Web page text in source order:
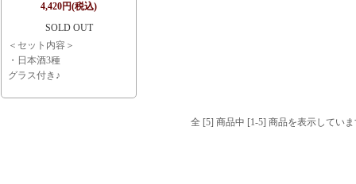
4,420円(税込)
SOLD OUT
＜セット内容＞
・日本酒3種
グラス付き♪
全 [5] 商品中 [1-5] 商品を表示してい